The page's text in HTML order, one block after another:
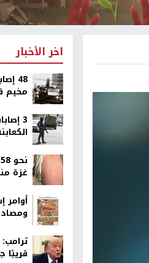
اخر الأخبار
48
مخيم
‏3
غزة
أوامر
قريبًا